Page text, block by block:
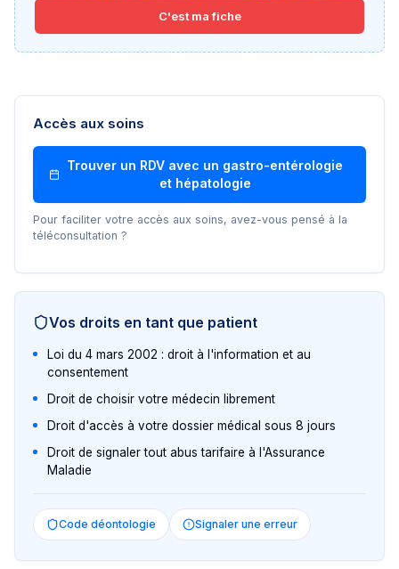
C'est ma fiche
Accès aux soins
Trouver un RDV avec un gastro-entérologie
et hépatologie
Pour faciliter votre accès aux soins, avez-vous pensé à la
téléconsultation ?
Vos droits en tant que patient
Loi du 4 mars 2002 : droit à l'information et au
consentement
Droit de choisir votre médecin librement
Droit d'accès à votre dossier médical sous 8 jours
Droit de signaler tout abus tarifaire à l'Assurance
Maladie
Code déontologie Signaler une erreur